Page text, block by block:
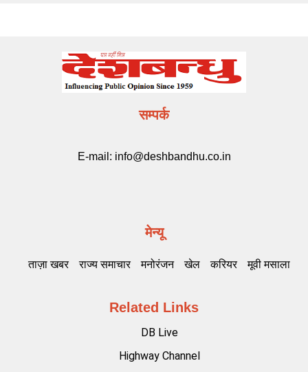
सम्पर्क
E-mail: info@deshbandhu.co.in
मेन्यू
ताज़ा खबर राज्य समाचार मनोरंजन खेल करियर मूवी मसाला
Related Links
DB Live
Highway Channel